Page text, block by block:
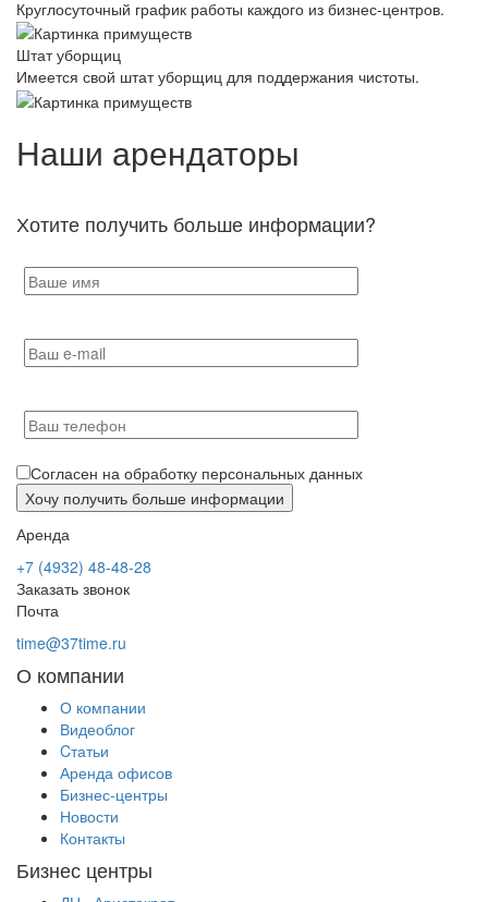
Круглосуточный график работы каждого из бизнес-центров.
Штат уборщиц
Имеется свой штат уборщиц для поддержания чистоты.
Наши арендаторы
Хотите получить больше информации?
Согласен на обработку персональных данных
Аренда
+7 (4932) 48-48-28
Заказать звонок
Почта
time@37time.ru
О компании
О компании
Видеоблог
Cтатьи
Аренда офисов
Бизнес-центры
Новости
Контакты
Бизнес центры